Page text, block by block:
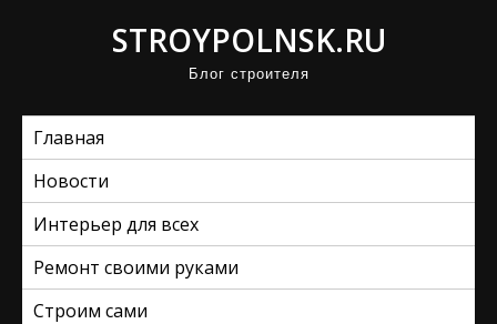
STROYPOLNSK.RU
Блог строителя
Главная
Новости
Интерьер для всех
Ремонт своими руками
Строим сами